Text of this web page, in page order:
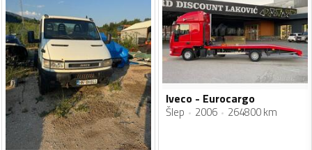
Iveco - Eurocargo
Šlep 2006 264800 km